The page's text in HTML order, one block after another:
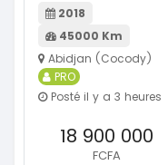
2018
45000 Km
Abidjan (Cocody)
PRO
Posté il y a 3 heures
18 900 000
FCFA